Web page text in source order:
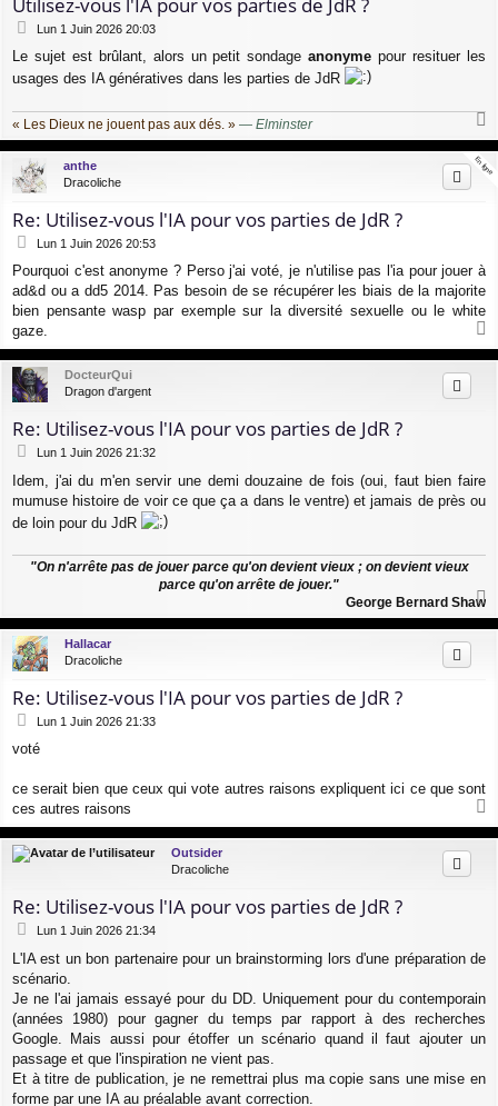
M
s
s
g
e
Lun 1 Juin 2026 20:03
Le sujet est brûlant, alors un petit sondageanonyme pour resituer les
usages des IA génératives dans les parties de JdR
« Les Dieux ne jouent pas aux dés. » — Elminster
u
t
anthe
Dracoliche
Re: Utilisez-vous l'IA pour vos parties de JdR ?
M
s
s
a
Lun 1 Juin 2026 20:53
Pourquoi c'est anonyme ? Perso j'ai voté, je n'utilise pas l'ia pour jouer à
ad&d ou a dd5 2014. Pas besoin de se récupérer les biais de la majorite
bien pensante wasp par exemple sur la diversité sexuelle ou le white
gaze.
a
u
En ligne
En ligne
DocteurQui
Dragon d'argent
Re: Utilisez-vous l'IA pour vos parties de JdR ?
M
s
s
a
Lun 1 Juin 2026 21:32
Idem, j'ai du m'en servir une demi douzaine de fois (oui, faut bien faire
mumuse histoire de voir ce que ça a dans le ventre) et jamais de près ou
de loin pour du JdR
"On n'arrête pas de jouer parce qu'on devient vieux ; on devient vieux
parce qu'on arrête de jouer."
George Bernard Shaw
a
u
Hallacar
Dracoliche
Re: Utilisez-vous l'IA pour vos parties de JdR ?
M
s
a
Lun 1 Juin 2026 21:33
voté
ce serait bien que ceux qui vote autres raisons expliquent ici ce que sont
ces autres raisons
a
u
Outsider
Dracoliche
Re: Utilisez-vous l'IA pour vos parties de JdR ?
M
s
s
a
Lun 1 Juin 2026 21:34
L'IA est un bon partenaire pour un brainstorming lors d'une préparation de
scénario.
Je ne l'ai jamais essayé pour du DD. Uniquement pour du contemporain
(années 1980) pour gagner du temps par rapport à des recherches
Google. Mais aussi pour étoffer un scénario quand il faut ajouter un
passage et que l'inspiration ne vient pas.
Et à titre de publication, je ne remettrai plus ma copie sans une mise en
forme par une IA au préalable avant correction.